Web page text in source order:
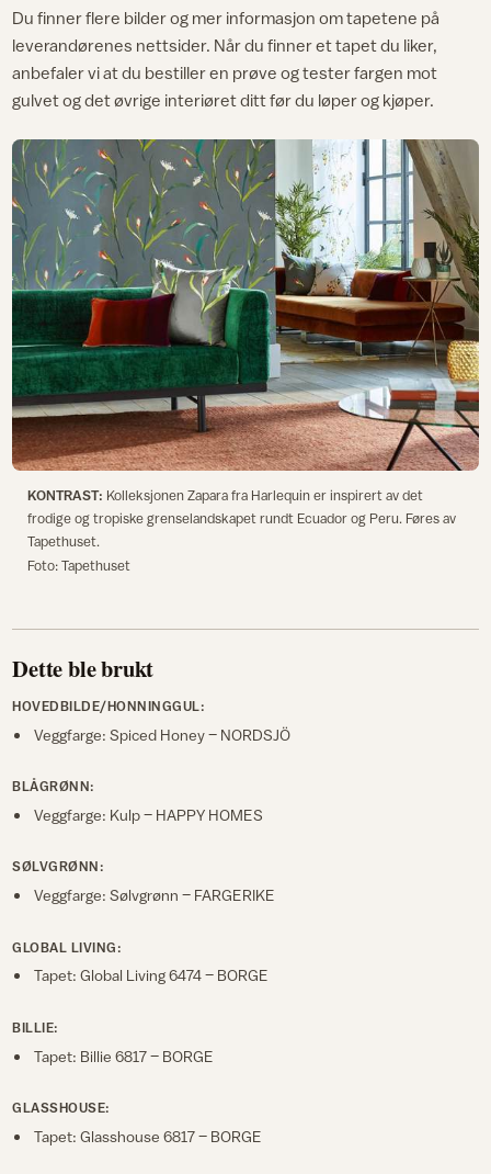
Du finner flere bilder og mer informasjon om tapetene på
leverandørenes nettsider. Når du finner et tapet du liker,
anbefaler vi at du bestiller en prøve og tester fargen mot
gulvet og det øvrige interiøret ditt før du løper og kjøper.
KONTRAST: Kolleksjonen Zapara fra Harlequin er inspirert av det
frodige og tropiske grenselandskapet rundt Ecuador og Peru. Føres av
Tapethuset.
Foto: Tapethuset
Dette ble brukt
HOVEDBILDE/HONNINGGUL:
Veggfarge: Spiced Honey – NORDSJÖ
BLÅGRØNN:
Veggfarge: Kulp – HAPPY HOMES
SØLVGRØNN:
Veggfarge: Sølvgrønn – FARGERIKE
GLOBAL LIVING:
Tapet: Global Living 6474 – BORGE
BILLIE:
Tapet: Billie 6817 – BORGE
GLASSHOUSE:
Tapet: Glasshouse 6817 – BORGE